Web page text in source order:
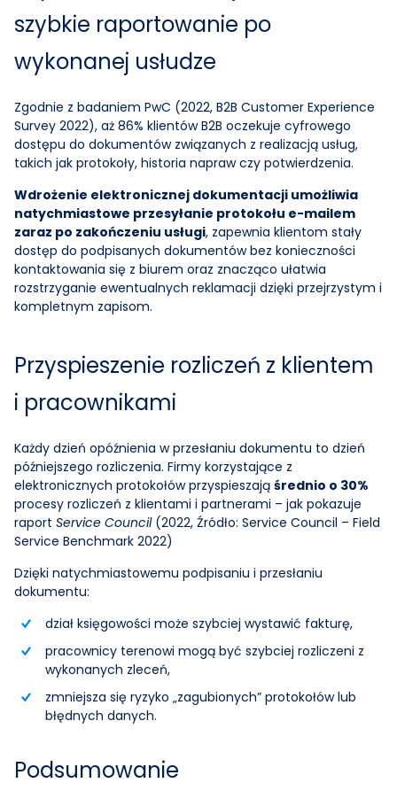
szybkie raportowanie po
wykonanej usłudze
Zgodnie z badaniem PwC (2022, B2B Customer Experience
Survey 2022), aż 86% klientów B2B oczekuje cyfrowego
dostępu do dokumentów związanych z realizacją usług,
takich jak protokoły, historia napraw czy potwierdzenia.
Wdrożenie elektronicznej dokumentacji umożliwia
natychmiastowe przesyłanie protokołu e-mailem
zaraz po zakończeniu usługi, zapewnia klientom stały
dostęp do podpisanych dokumentów bez konieczności
kontaktowania się z biurem oraz znacząco ułatwia
rozstrzyganie ewentualnych reklamacji dzięki przejrzystym i
kompletnym zapisom.
Przyspieszenie rozliczeń z klientem
i pracownikami
Każdy dzień opóźnienia w przesłaniu dokumentu to dzień
późniejszego rozliczenia. Firmy korzystające z
elektronicznych protokołów przyspieszają średnio o 30%
procesy rozliczeń z klientami i partnerami – jak pokazuje
raport Service Council(2022, Źródło: Service Council – Field
Service Benchmark 2022)
Dzięki natychmiastowemu podpisaniu i przesłaniu
dokumentu:
dział księgowości może szybciej wystawić fakturę,
pracownicy terenowi mogą być szybciej rozliczeni z
wykonanych zleceń,
zmniejsza się ryzyko „zagubionych” protokołów lub
błędnych danych.
Podsumowanie